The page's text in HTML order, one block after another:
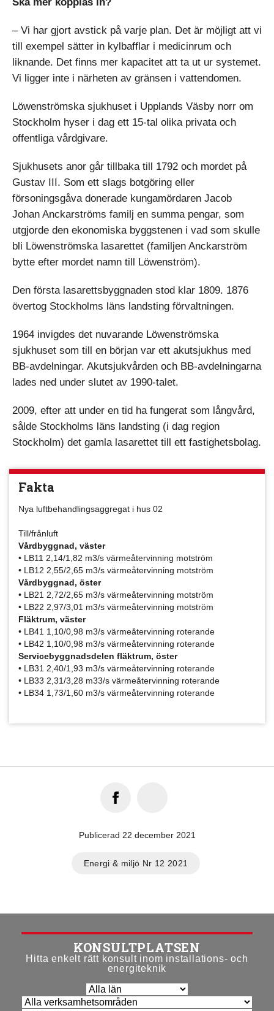
– Vi har gjort avstick på varje plan. Det är möjligt att vi
till exempel sätter in kylbafflar i medicinrum och
liknande. Det finns mer kapacitet att ta ut ur systemet.
Vi ligger inte i närheten av gränsen i vattendomen.
Löwenströmska sjukhuset i Upplands Väsby norr om
Stockholm hyser i dag ett 15-tal olika privata och
offentliga vårdgivare.
Sjukhusets anor går tillbaka till 1792 och mordet på
Gustav III. Som ett slags botgöring eller
försoningsgåva donerade kungamördaren Jacob
Johan Anckarströms familj en summa pengar, som
utgjorde den ekonomiska byggstenen i vad som skulle
bli Löwenströmska lasarettet (familjen Anckarström
bytte efter mordet namn till Löwenström).
Den första lasarettsbyggnaden stod klar 1809. 1876
övertog Stockholms läns landsting förvaltningen.
1964 invigdes det nuvarande Löwenströmska
sjukhuset som till en början var ett akutsjukhus med
BB-avdelningar. Akutsjukvården och BB-avdelningarna
lades ned under slutet av 1990-talet.
2009, efter att under en tid ha fungerat som långvård,
sålde Stockholms läns landsting (i dag region
Stockholm) det gamla lasarettet till ett fastighetsbolag.
Fakta
Nya luftbehandlingsaggregat i hus 02
Till/frånluft
Vårdbyggnad, väster
• LB11 2,14/1,82 m3/s värmeåtervinning motström
• LB12 2,55/2,65 m3/s värmeåtervinning motström
Vårdbyggnad, öster
• LB21 2,72/2,65 m3/s värmeåtervinning motström
• LB22 2,97/3,01 m3/s värmeåtervinning motström
Fläktrum, väster
• LB41 1,10/0,98 m3/s värmeåtervinning roterande
• LB42 1,10/0,98 m3/s värmeåtervinning roterande
Servicebyggnadsdelen fläktrum, öster
• LB31 2,40/1,93 m3/s värmeåtervinning roterande
• LB33 2,31/3,28 m33/s värmeåtervinning roterande
• LB34 1,73/1,60 m3/s värmeåtervinning roterande
Publicerad 22 december 2021
Energi & miljö Nr 12 2021
KONSULTPLATSEN
Hitta enkelt rätt konsult inom installations- och
energiteknik